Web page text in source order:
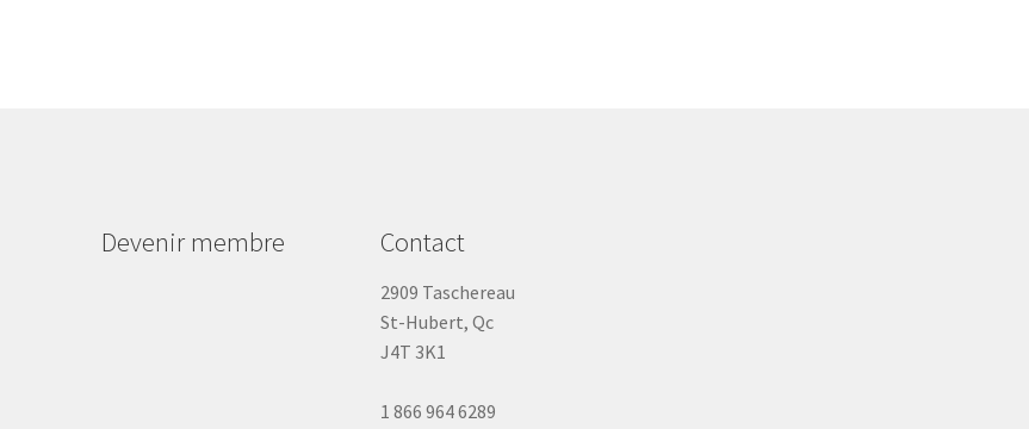
Devenir membre Contact
2909 Taschereau
St-Hubert, Qc
J4T 3K1
1 866 964 6289